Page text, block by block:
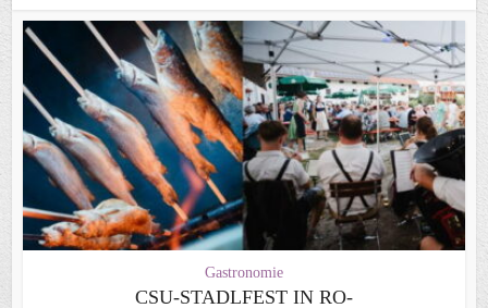
Gastronomie
CSU-STADLFEST IN RO-